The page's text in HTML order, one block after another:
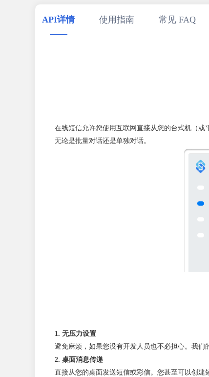
API详情 使用指南 常见 FAQ
在线短信允许您使用互联网直接从您的台式机（或
无论是批量对话还是单独对话。
1. 无压力设置
避免麻烦，如果您没有开发人员也不必担心。我们
2. 桌面消息传递
直接从您的桌面发送短信或彩信。您甚至可以创建